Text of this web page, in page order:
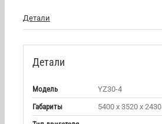
Детали
Детали
Модель
YZ30-4
Габариты
5400 х 3520 х 2430